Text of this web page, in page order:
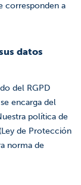
corresponden a
datos
del RGPD
encarga del
política de
de Protección
norma de